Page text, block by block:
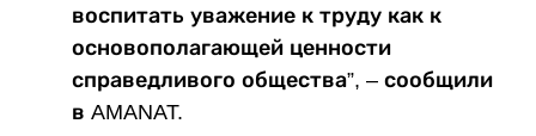
воспитать уважение к труду как к
основополагающей ценности
справедливого общества”, – сообщили
в AMANAT.